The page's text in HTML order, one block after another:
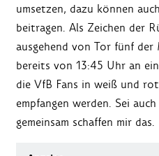
umsetzen, dazu können
beitragen. Als Zeichen der
ausgehend von Tor fünf der
bereits von 13:45 Uhr an
die VfB Fans in weiß und
empfangen werden. Sei
gemeinsam schaffen mir das.